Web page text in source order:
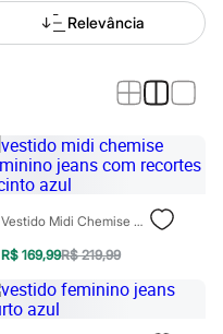
Relevância
Vestido Midi Chemise Feminino Jeans Com Recortes E Cinto Azul
R$ 169,99R$ 219,99